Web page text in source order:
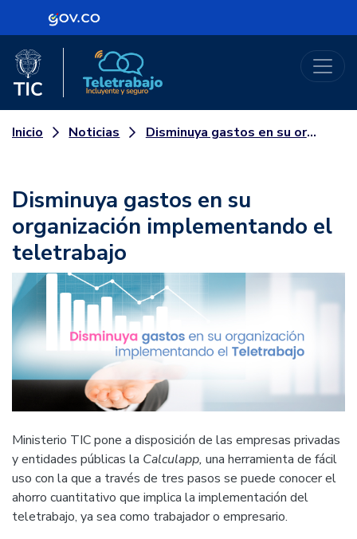
Logo Gobierno de Colombia
Logo del Ministerio TIC
Inicio Noticias Disminuya gastos en su organización implementando el teletrabajo
Disminuya gastos en su
organización implementando el
teletrabajo
Ministerio TIC pone a disposición de las empresas privadas
y entidades públicas la Calculapp, una herramienta de fácil
uso con la que a través de tres pasos se puede conocer el
ahorro cuantitativo que implica la implementación del
teletrabajo, ya sea como trabajador o empresario.